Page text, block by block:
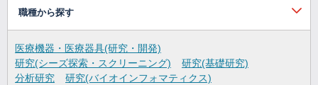
職種から探す
医療機器・医療器具(研究・開発)
研究(シーズ探索・スクリーニング)
研究(基礎研究)
分析研究
研究(バイオインフォマティクス)